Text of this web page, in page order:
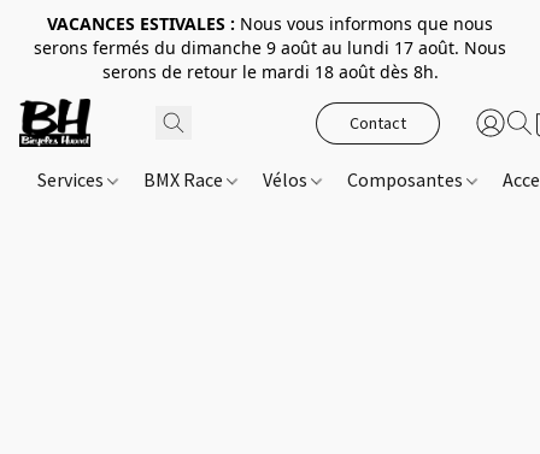
VACANCES ESTIVALES : Nous vous informons que nous
serons fermés du dimanche 9 août au lundi 17 août. Nous
serons de retour le mardi 18 août dès 8h.
Contact
Services BMX Race Vélos Composantes